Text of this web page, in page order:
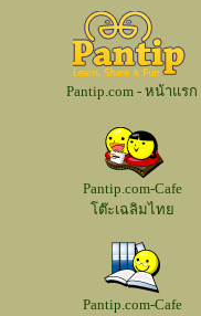
Pantip.com - หน้าแรก
Pantip.com-Cafe
โต๊ะเฉลิมไทย
Pantip.com-Cafe